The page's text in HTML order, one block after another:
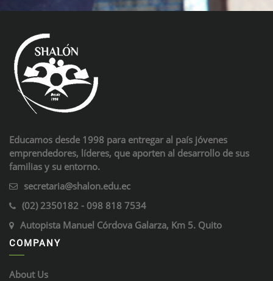
Educamos desde 1998 para entregar al país jóvenes
emprendedores, líderes, que aporten al desarrollo de sus
familias y su entorno.
secretaria@shalon.edu.ec
(02) 2350182 - 098 818 7534
Autopista Manuel Córdova Galarza, Km 5. Quito
COMPANY
About Us